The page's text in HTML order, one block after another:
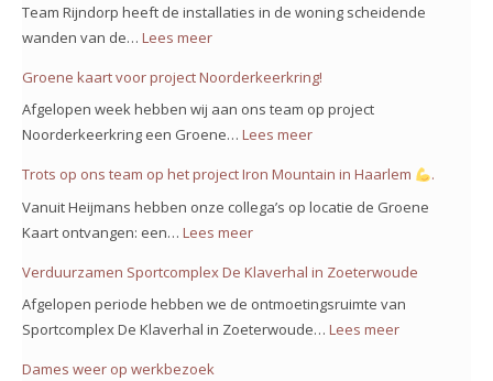
Team Rijndorp heeft de installaties in de woning scheidende
wanden van de… Lees meer:
voortgang
de
Bolstoren
Nieuw
Groene kaart voor project Noorderkeerkring!
Afgelopen week hebben wij aan ons team op project
Noorderkeerkring een Groene… Lees meer:
voor
Noorderkeerkring!
Trots op ons team op het project Iron Mountain in Haarlem
.
Vanuit Heijmans hebben onze collega’s op locatie de Groene
Kaart ontvangen: een… Lees meer:
ons
Verduurzamen Sportcomplex De Klaverhal in Zoeterwoude
Afgelopen periode hebben we de ontmoetingsruimte van
Sportcomplex De Klaverhal in Zoeterwoude… Lees meer:
Dames weer op werkbezoek